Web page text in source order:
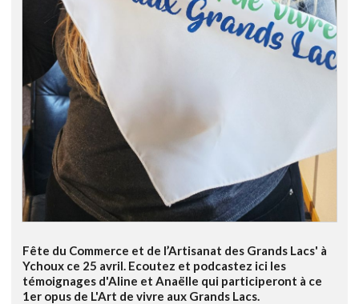
Fête du Commerce et de l’Artisanat des Grands Lacs' à
Ychoux ce 25 avril. Ecoutez et podcastez ici les
témoignages d'Aline et Anaëlle qui participeront à ce
1er opus de L'Art de vivre aux Grands Lacs.